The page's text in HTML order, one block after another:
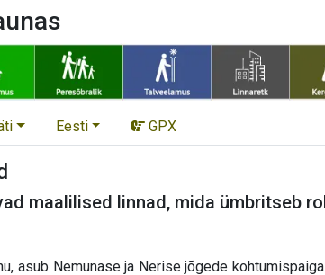
Eesti GPX
maalilised linnad, mida ümbritseb
asub Nemunase ja Nerise jõgede